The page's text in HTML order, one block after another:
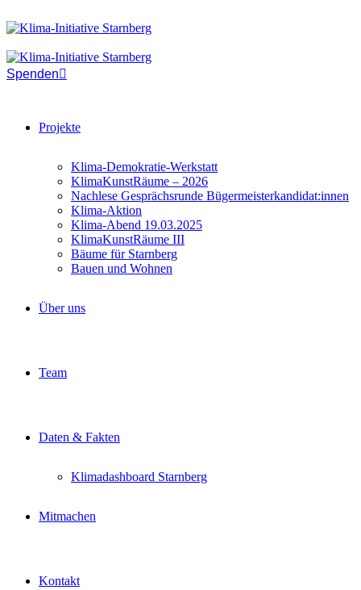
Spenden
Projekte
Klima-Demokratie-Werkstatt
KlimaKunstRäume – 2026
Nachlese Gesprächsrunde Bügermeisterkandidat:innen
Klima-Aktion
Klima-Abend 19.03.2025
KlimaKunstRäume III
Bäume für Starnberg
Bauen und Wohnen
Über uns
Team
Daten & Fakten
Klimadashboard Starnberg
Mitmachen
Kontakt